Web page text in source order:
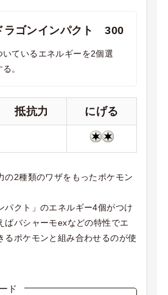
ゴンインパクト 300
いているエネルギーを2個選
。
抵抗力 にげる
の2種類のワザをもったポケモン
パクト」のエネルギー4個がつけ
ばバシャーモexなどの特性でエ
るポケモンと組み合わせるのが使
ド